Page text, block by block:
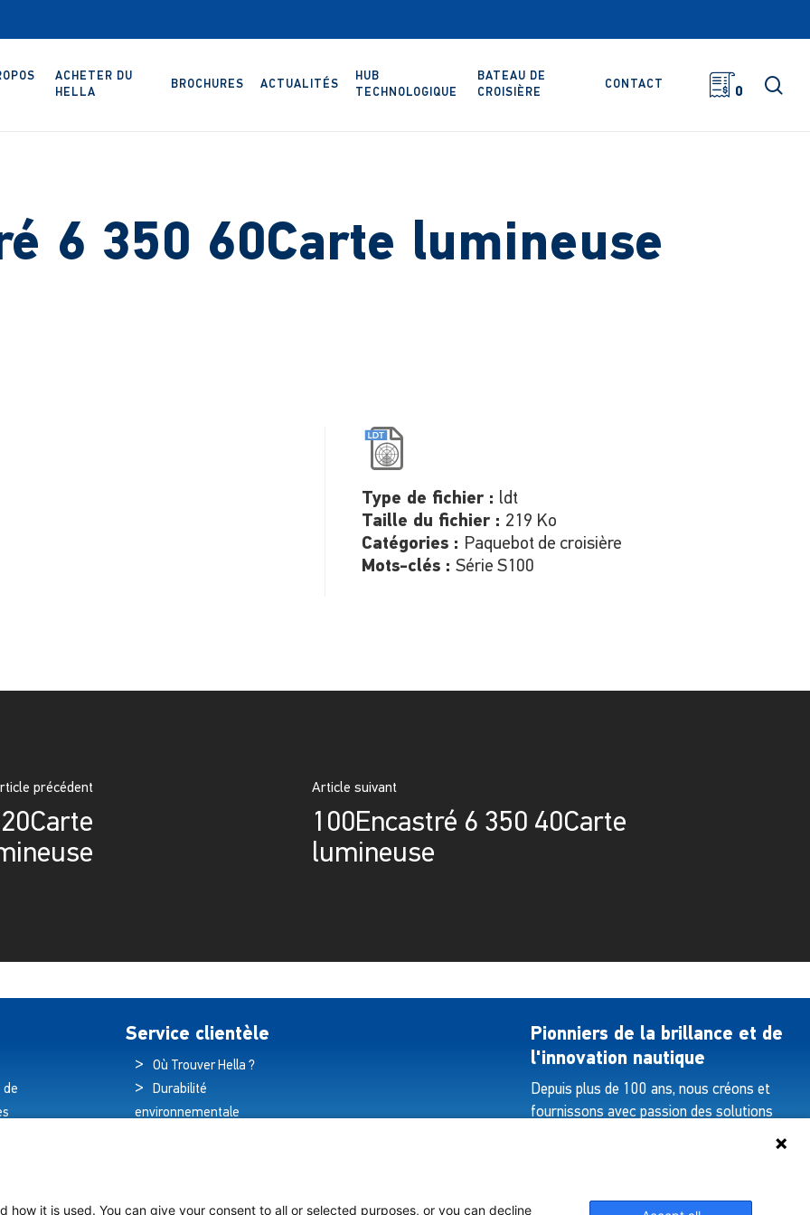
ACHETER DU
HELLA
BROCHURES ACTUALITÉS
HUB
TECHNOLOGIQUE
BATEAU DE
CROISIÈRE
CONTACT
0
6 350 60Carte lumineuse
Type de fichier : ldt
Taille du fichier : 219 Ko
Catégories : Paquebot de croisière
Mots-clés : Série S100
précédent Article suivant
100Encastré 6 350 40Carte
lumineuse
de
Service clientèle
Où Trouver Hella ?
Durabilité
environnementale
Déclaration de
Pionniers de la brillance et de
l'innovation nautique
Depuis plus de 100 ans, nous créons et
fournissons avec passion des solutions
it is used. You can give your consent to all or selected purposes, or you can decline